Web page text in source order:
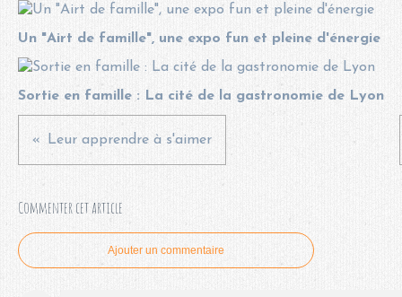
Un "Airt de famille", une expo fun et pleine d'énergie
Sortie en famille : La cité de la gastronomie de Lyon
Leur apprendre à s'aimer
Commenter cet article
Ajouter un commentaire